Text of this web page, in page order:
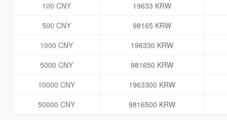
100 CNY
19633 KRW
500 CNY
98165 KRW
1000 CNY
196330 KRW
5000 CNY
981650 KRW
10000 CNY
1963300 KRW
50000 CNY
9816500 KRW